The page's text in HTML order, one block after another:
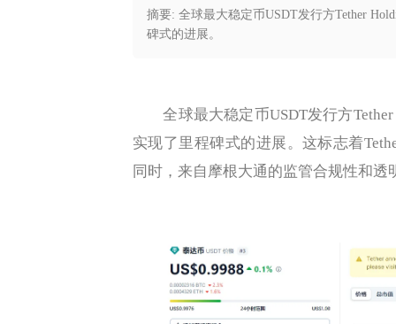
摘要: 全球最大稳定币USDT发行方Tether
碑式的进展。
全球最大稳定币USDT发行方Tether
实现了里程碑式的进展。这标志着
同时，来自摩根大通的监管合规性和透